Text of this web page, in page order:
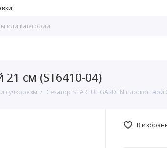
21 см (ST6410-04)
сучкорезы Секатор STARTUL GARDEN плоскостной
В